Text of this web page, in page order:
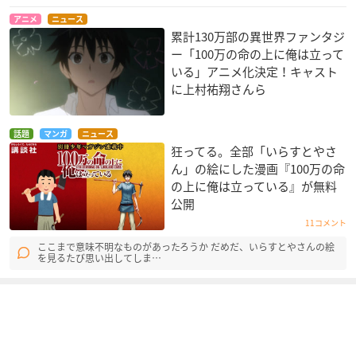
アニメ ニュース
累計130万部の異世界ファンタジ
ー「100万の命の上に俺は立って
いる」アニメ化決定！キャスト
に上村祐翔さんら
話題 マンガ ニュース
狂ってる。全部「いらすとやさ
ん」の絵にした漫画『100万の命
の上に俺は立っている』が無料
公開
11コメント
ここまで意味不明なものがあったろうか だめだ、いらすとやさんの絵
を見るたび思い出してしま…